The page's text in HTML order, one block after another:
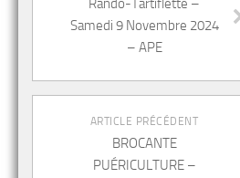
Rando-Tartiflette –
Samedi 9 Novembre 2024
– APE
ARTICLE PRÉCÉDENT
BROCANTE
PUÉRICULTURE –